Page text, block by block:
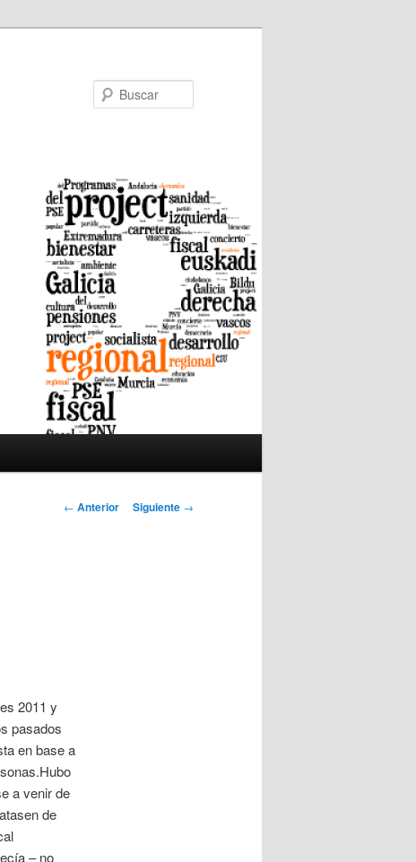
Navegación de
← Anterior Siguiente →
2011 y
pasados
en base a
a venir de
de
– no